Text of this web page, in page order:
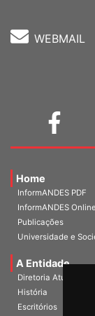
WEBMAIL
Home
InformANDES PDF
InformANDES Online
Publicações
Universidade e
A Entidade
Diretoria Atual
História
Escritórios